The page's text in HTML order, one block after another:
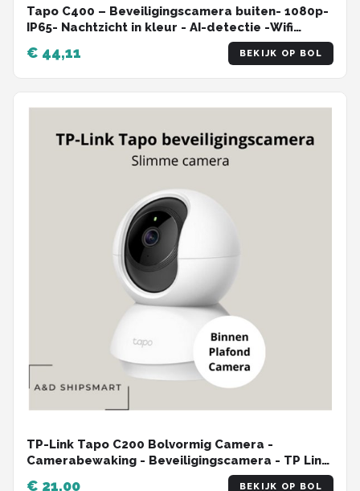
Tapo C400 – Beveiligingscamera buiten- 1080p-
IP65- Nachtzicht in kleur - AI-detectie -Wifi
€ 44,11 BEKIJK OP BOL
TP-Link Tapo C200 Bolvormig Camera -
Camerabewaking - Beveiligingscamera - TP Link
€ 21,00 BEKIJK OP BOL